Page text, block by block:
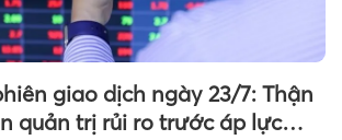
giao dịch ngày 23/7: Thận
quản trị rủi ro trước áp lực